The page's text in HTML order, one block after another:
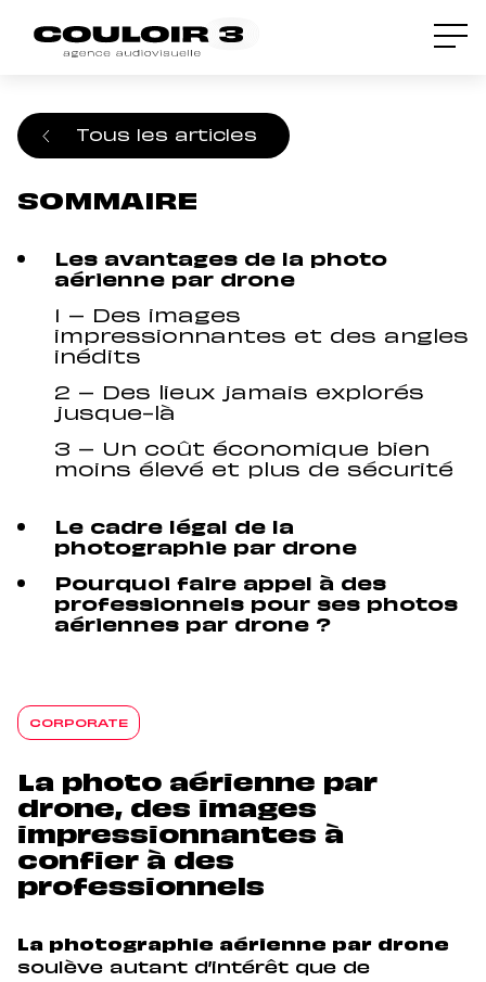
Accueil/ Blog/La photo aérienne par drone,
des images impressionnantes à confier à
des professionnels
CORPORATE
La photo aérienne par
drone, des images
impressionnantes à
confier à des
professionnels
La photographie aérienne par drone
soulève autant d’intérêt que de
Tous les articles
SOMMAIRE
Les avantages de la photo
aérienne par drone
1 – Des images
impressionnantes et des angles
inédits
2 – Des lieux jamais explorés
jusque-là
3 – Un coût économique bien
moins élevé et plus de sécurité
Le cadre légal de la
photographie par drone
Pourquoi faire appel à des
professionnels pour ses photos
aériennes par drone ?